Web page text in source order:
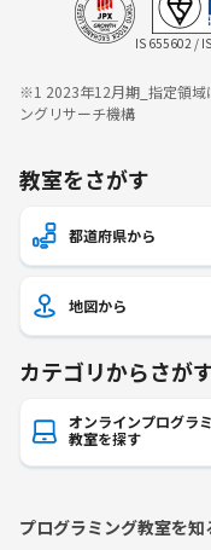
IS 655602 /
※1 2023年12月期_指定領域
ングリサーチ機構
教室をさがす
都道府県から
地図から
カテゴリからさが
オンラインプログラ
教室を探す
プログラミング教室を知